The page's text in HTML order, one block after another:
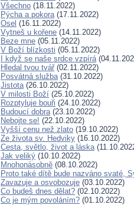
Všechno (18.11.2022)
Pýcha a pokora(17.11.2022)
Osel (16.11.2022)
Vytneš u kořene (14.11.2022)
Beze mne (05.11.2022)
V Boží blízkosti (05.11.2022)
I když se naše srdce vzpírá
Hledal tvou tvář(02.11.2022)
Posvátná služba(31.10.2022)
Jistota(26.10.2022)
V milosti Boží (25.10.2022)
Rozptyluje bouři (24.10.2022)
Budoucí dobra(23.10.2022)
Nebojte se! (22.10.2022)
Vyšší cenu než zlato (19.10.2022)
Ze života sv. Hedviky (16.10.2022)
Cesta, světlo, život a láska
Jak veliký (10.10.2022)
Mnohonásobně (08.10.2022)
Proto také dítě bude nazváno svaté,
Zavazuje a osvobozuje (03.10.2022)
Co budeš dnes dělat? (02.10.2022)
Co je mým povoláním? (01.10.2022)